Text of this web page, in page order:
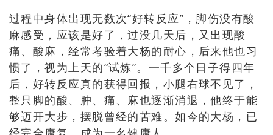
过程中身体出现无数次“好转反应”，脚伤没有酸
麻感受，应该是好了，过没几天后，又出现酸
痛、酸麻，经常考验着大杨的耐心，后来他也习
惯了，视为上天的“试炼”。一千多个日子得四年
后，好转反应真的获得回报，小腿右球不见了，
整只脚的酸、肿、痛、麻也逐渐消退，他终于能
够迈开大步，摆脱曾经的苦难。如今的大杨，已